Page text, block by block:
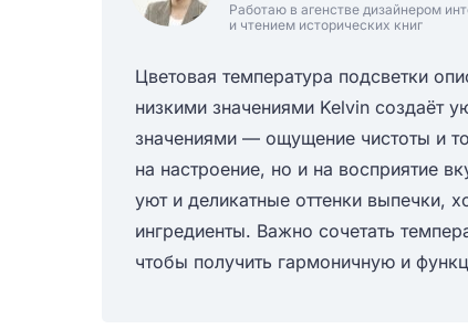
Работаю в агенстве дизайнером
и чтением исторических книг
Цветовая температура подсветки
низкими значениями Kelvin создаёт
значениями — ощущение чистоты и
на настроение, но и на восприятие
уют и деликатные оттенки выпечки,
ингредиенты. Важно сочетать
чтобы получить гармоничную и